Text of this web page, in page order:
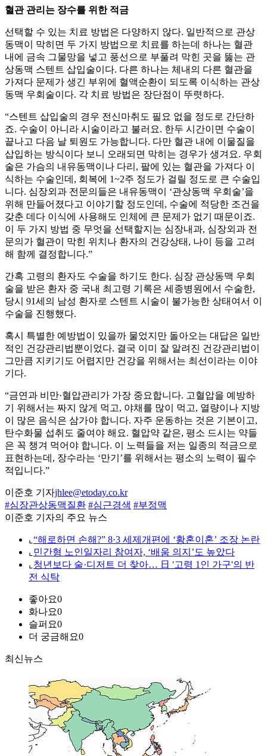
혈관 관리는 장수를 위한 적금
선택할 수 있는 치료 방법은 다양하지 않다. 일반적으로 관상
동맥이 막히면 두 가지 방법으로 치료를 하는데 하나는 혈관
내에 금속 그물망을 넣고 풍선으로 부풀려 막힌 곳을 뚫는 관
상동맥 스텐트 삽입술이다. 다른 하나는 체내의 다른 혈관을
가져다 문제가 생긴 부위에 혈액순환이 되도록 이식하는 관상
동맥 우회술이다. 각 치료 방법은 장단점이 뚜렷하다.
“스텐트 삽입술의 경우 전신마취도 필요 없을 정도로 간단하
죠. 수술이 아니라 시술이라고 불러요. 한두 시간이면 수술이
끝나고 다음 날 퇴원도 가능합니다. 다만 혈관 내에 이물질을
삽입하는 방식이다 보니 오래되면 막히는 경우가 생겨요. 우회
술은 가슴의 내유동맥이나 다리, 팔에 있는 혈관을 가져다 이
식하는 수술인데, 회복에 1~2주 정도가 걸릴 정도로 큰 수술입
니다. 심장외과 전문의들은 내유동맥이 ‘관상동맥 우회술’을
위해 만들어졌다고 이야기할 정도인데, 수술에 적당한 조건을
갖춘 데다 이식에 사용해도 인체에 큰 문제가 없기 때문이죠.
이 두 가지 방법 중 무엇을 선택할지는 심장내과, 심장외과 전
문의가 혈관이 막힌 위치나 환자의 건강상태, 나이 등을 고려
해 함께 결정합니다.”
간혹 고령의 환자도 수술을 하기도 한다. 심장 관상동맥 우회
술을 받은 환자 중 국내 최고령 기록은 세종병원에서 수술한,
당시 91세의 남성 환자로 스텐트 시술이 불가능한 상태여서 이
수술을 진행했다.
혹시 특별한 예방법이 있을까 물었지만 돌아오는 대답은 일반
적인 건강관리법뿐이었다. 결국 이미 잘 알려진 건강관리법이
그만큼 지키기도 어렵지만 건강을 위해서는 최선이라는 이야
기다.
“금연과 비만·혈압관리가 가장 중요합니다. 고혈압을 예방하
기 위해서는 짜지 않게 먹고, 야채를 많이 먹고, 열량이나 지방
이 많은 음식은 삼가야 합니다. 자주 운동하는 것은 기본이고,
탄수화물 섭취도 줄여야 해요. 혈압약 같은, 평소 드시는 약들
은 꼭 챙겨 먹어야 합니다. 이 노력들을 저는 일종의 적금으로
표현하는데, 장수라는 ‘만기’를 위해서는 평소의 노력이 필수
적입니다.”
이준호 기자jhlee@etoday.co.kr
#심장관상동맥질환 #심근경색 #부정맥
이준호 기자의 주요 뉴스
⌞ “해로하면 손해?” 8·3 세제개편에 ‘황혼이혼’ 조장 논란
⌞ 민간형 노인일자리 참여자, ‘배움 의지’도 높았다
⌞ 청년보다 술·디저트 더 찾아… 日 '고령 1인 가구'의 반
전 식탁
좋아요0
화나요0
슬퍼요0
더 궁금해요0
최신뉴스